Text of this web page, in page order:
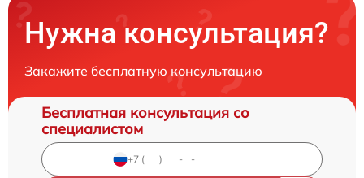
Нужна консультация?
Закажите бесплатную консультацию
Бесплатная консультация со
специалистом